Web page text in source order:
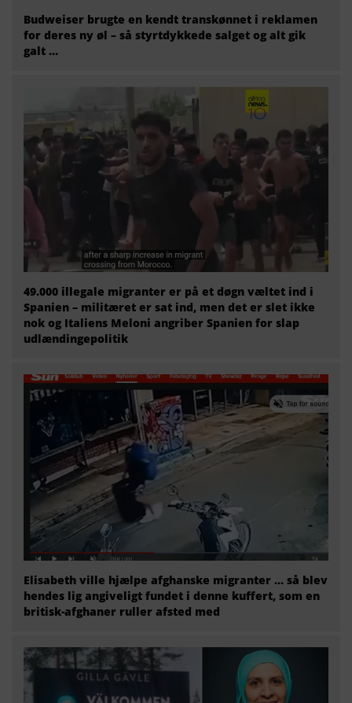
Budweiser brugte en kendt transkønnet i reklamen
for deres ny øl – så styrtdykkede salget og alt gik
galt …
49.000 illegale migranter er på et døgn væltet ind i
Spanien – militæret er sat ind, men det er slet ikke
nok og Italiens Meloni angriber Spanien for slap
udlændingepolitik
Elisabeth ville hjælpe afghanske migranter … så blev
hendes lig angiveligt fundet i denne kuffert, som en
britisk-afghaner ruller afsted med